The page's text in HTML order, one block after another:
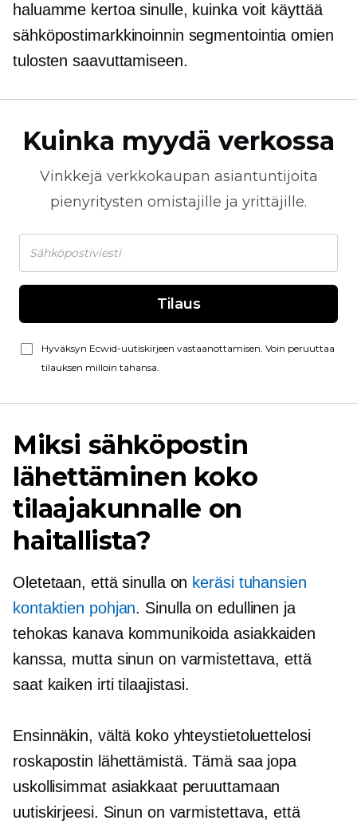
haluamme kertoa sinulle, kuinka voit käyttää
sähköpostimarkkinoinnin segmentointia omien
tulosten saavuttamiseen.
Kuinka myydä verkossa
Vinkkejä verkkokaupan asiantuntijoita
pienyritysten omistajille ja yrittäjille.
Tilaus
Hyväksyn Ecwid-uutiskirjeen vastaanottamisen. Voin peruuttaa
tilauksen milloin tahansa.
Miksi sähköpostin
lähettäminen koko
tilaajakunnalle on
haitallista?
Oletetaan, että sinulla on keräsi tuhansien
kontaktien pohjan. Sinulla on edullinen ja
tehokas kanava kommunikoida asiakkaiden
kanssa, mutta sinun on varmistettava, että
saat kaiken irti tilaajistasi.
Ensinnäkin, vältä koko yhteystietoluettelosi
roskapostin lähettämistä. Tämä saa jopa
uskollisimmat asiakkaat peruuttamaan
uutiskirjeesi. Sinun on varmistettava, että